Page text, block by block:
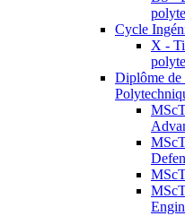
Cycle
X -
Diplôme de